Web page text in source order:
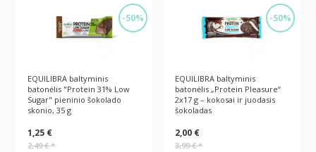
-50%
EQUILIBRA baltyminis
batonėlis "Protein 31% Low
Sugar" pieninio šokolado
skonio, 35 g
1,25 €
2,49 €*
-50%
EQUILIBRA baltyminis
batonėlis „Protein Pleasure“
2x17 g – kokosai ir juodasis
šokoladas
2,00 €
3,99 €*